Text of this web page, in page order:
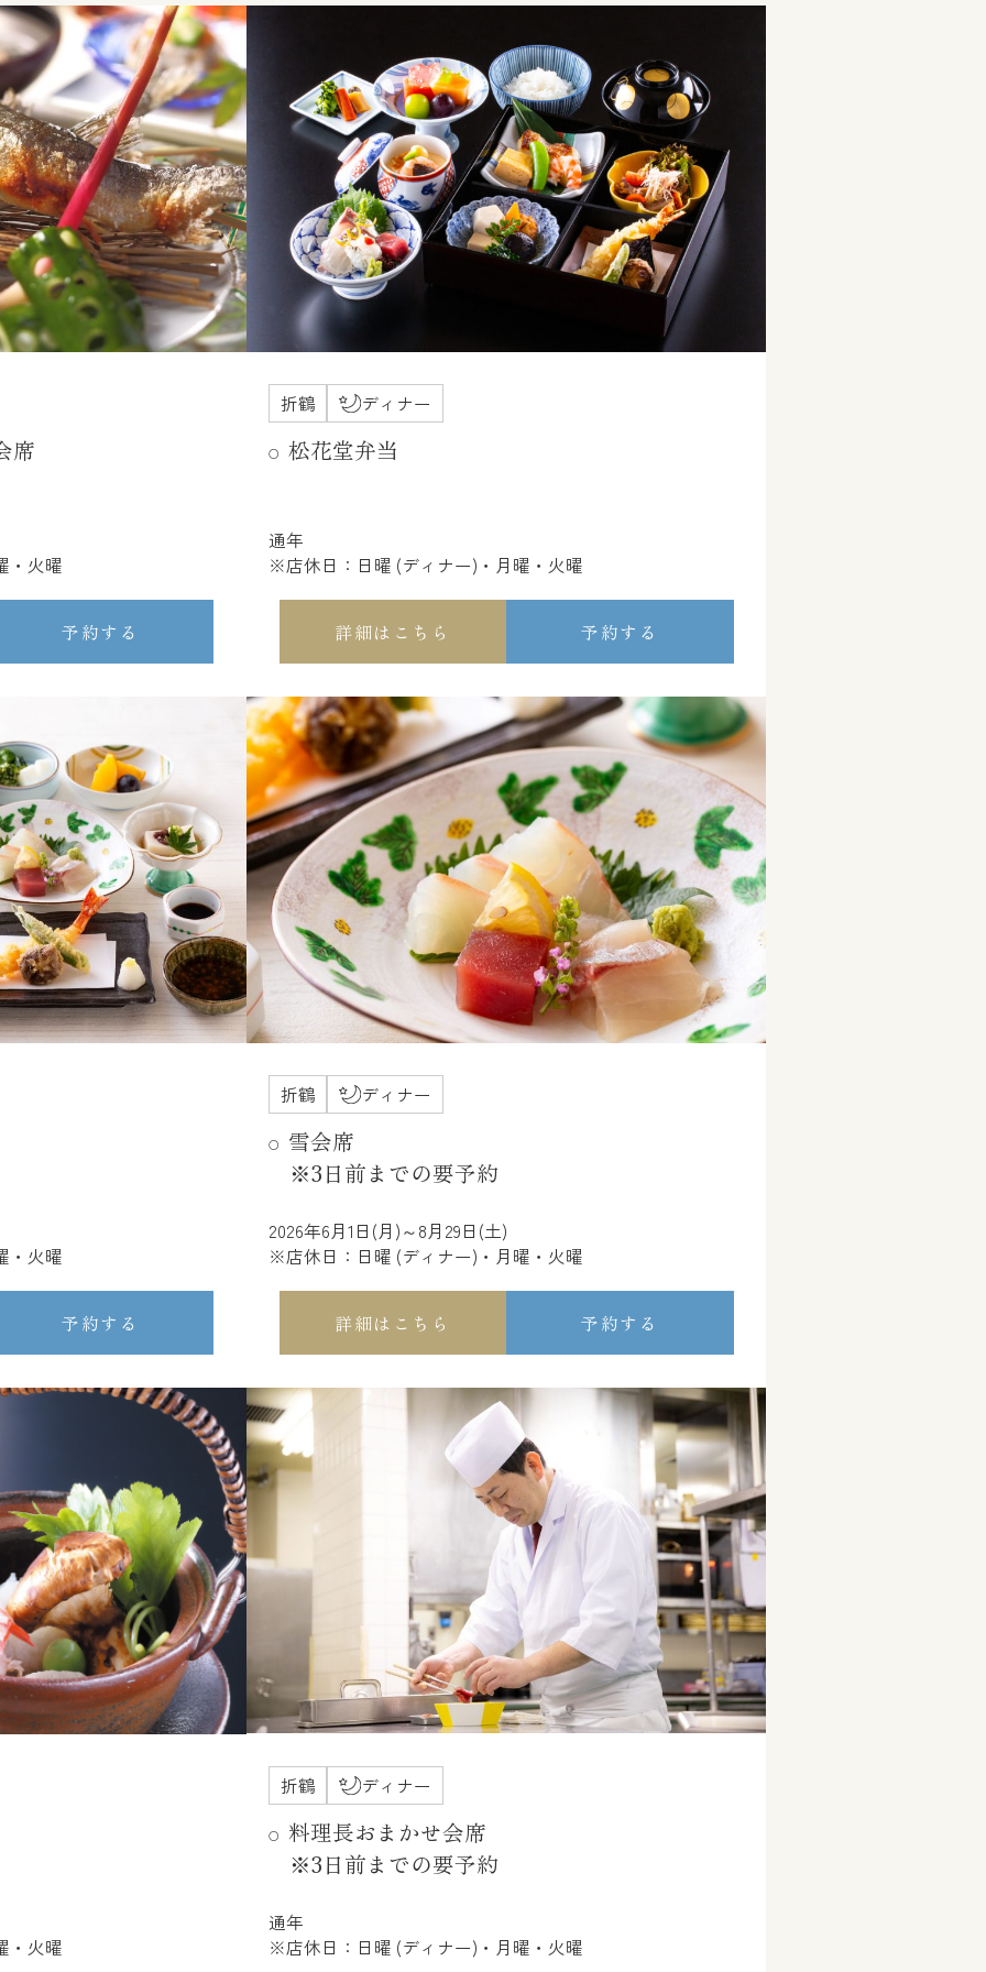
席
・火曜
予約する
折鶴 ディナー
松花堂弁当
通年
※店休日：日曜 (ディナー)・月曜・火曜
詳細はこちら 予約する
・火曜
予約する
折鶴 ディナー
雪会席
※3日前までの要予約
2026年6月1日(月)～8月29日(土)
※店休日：日曜 (ディナー)・月曜・火曜
詳細はこちら 予約する
・火曜
折鶴 ディナー
料理長おまかせ会席
※3日前までの要予約
通年
※店休日：日曜 (ディナー)・月曜・火曜